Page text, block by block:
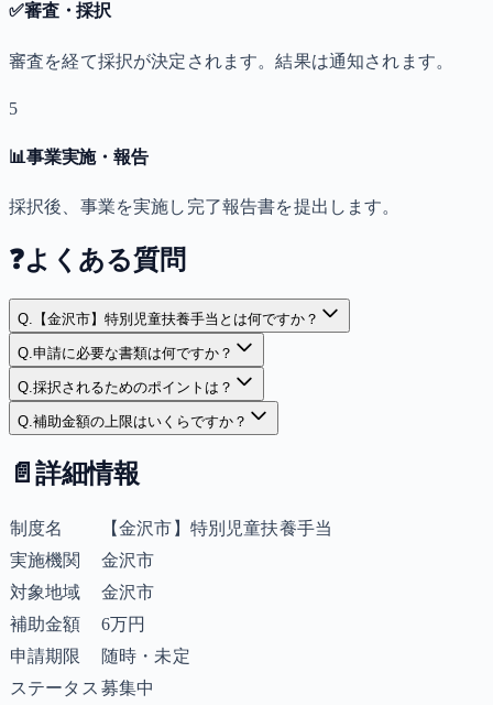
✅審査・採択
審査を経て採択が決定されます。結果は通知されます。
5
📊事業実施・報告
採択後、事業を実施し完了報告書を提出します。
❓よくある質問
Q. 【金沢市】特別児童扶養手当とは何ですか？
Q.申請に必要な書類は何ですか？
Q.採択されるためのポイントは？
Q.補助金額の上限はいくらですか？
📄 詳細情報
制度名
【金沢市】特別児童扶養手当
実施機関
金沢市
対象地域
金沢市
補助金額
6万円
申請期限
随時・未定
ステータス 募集中